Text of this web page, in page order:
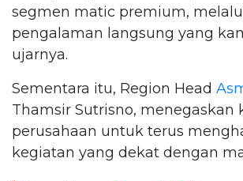
segmen matic premium,
pengalaman langsung yang
ujarnya.
Sementara itu, Region Head
Thamsir Sutrisno, menegaskan
perusahaan untuk terus
kegiatan yang dekat dengan